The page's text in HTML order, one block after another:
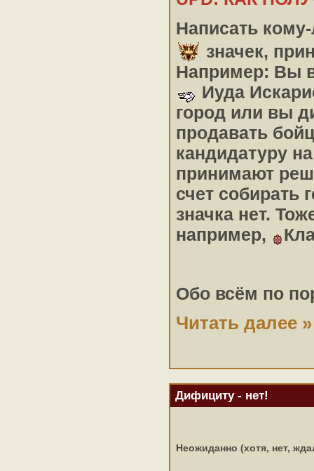
Написать
значек,
Например: Вы
Иуда
город или вы
продавать
кандидатуру
принимают
счет собирать
значка нет.
например,
Обо всём по
Читать далее »
Дифициту - нет!
Неожиданно (хотя, нет,